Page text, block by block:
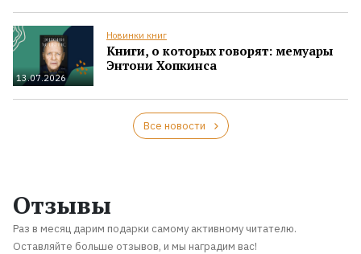
13.07.2026
Новинки книг
Книги, о которых говорят: мемуары
Энтони Хопкинса
Все новости
Отзывы
Раз в месяц дарим подарки самому активному читателю.
Оставляйте больше отзывов, и мы наградим вас!